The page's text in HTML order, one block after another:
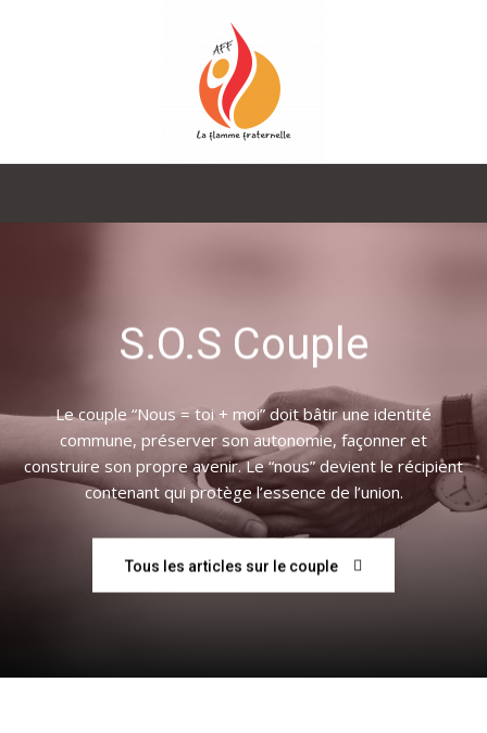
Fraternelle
–
S.O.S Couple
Le couple “Nous = toi + moi” doit bâtir une identité
commune, préserver son autonomie, façonner et
construire son propre avenir. Le “nous” devient le récipient
contenant qui protège l’essence de l’union.
Tous les articles sur le couple